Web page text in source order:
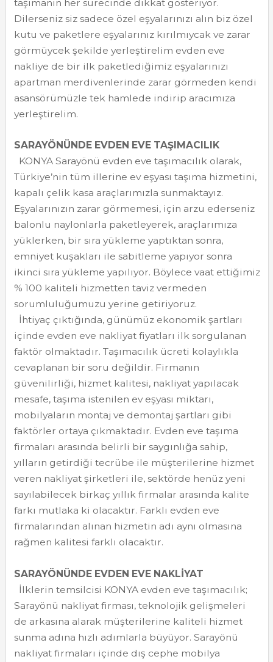
taşımanın her sürecinde dikkat gösteriyor.
Dilerseniz siz sadece özel eşyalarınızı alın biz özel
kutu ve paketlere eşyalarınız kırılmıycak ve zarar
görmüycek şekilde yerleştirelim evden eve
nakliye de bir ilk paketlediğimiz eşyalarınızı
apartman merdivenlerinde zarar görmeden kendi
asansörümüzle tek hamlede indirip aracımıza
yerleştirelim.
SARAYÖNÜNDE EVDEN EVE TAŞIMACILIK
KONYA Sarayönü evden eve taşımacılık olarak,
Türkiye’nin tüm illerine ev eşyası taşıma hizmetini,
kapalı çelik kasa araçlarımızla sunmaktayız.
Eşyalarınızın zarar görmemesi, için arzu ederseniz
balonlu naylonlarla paketleyerek, araçlarımıza
yüklerken, bir sıra yükleme yaptıktan sonra,
emniyet kuşakları ile sabitleme yapıyor sonra
ikinci sıra yükleme yapılıyor. Böylece vaat ettiğimiz
% 100 kaliteli hizmetten taviz vermeden
sorumluluğumuzu yerine getiriyoruz.
İhtiyaç çıktığında, günümüz ekonomik şartları
içinde evden eve nakliyat fiyatları ilk sorgulanan
faktör olmaktadır. Taşımacılık ücreti kolaylıkla
cevaplanan bir soru değildir. Firmanın
güvenilirliği, hizmet kalitesi, nakliyat yapılacak
mesafe, taşıma istenilen ev eşyası miktarı,
mobilyaların montaj ve demontaj şartları gibi
faktörler ortaya çıkmaktadır. Evden eve taşıma
firmaları arasında belirli bir saygınlığa sahip,
yılların getirdiği tecrübe ile müşterilerine hizmet
veren nakliyat şirketleri ile, sektörde henüz yeni
sayılabilecek birkaç yıllık firmalar arasında kalite
farkı mutlaka ki olacaktır. Farklı evden eve
firmalarından alınan hizmetin adı aynı olmasına
rağmen kalitesi farklı olacaktır.
SARAYÖNÜNDE EVDEN EVE NAKLİYAT
İlklerin temsilcisi KONYA evden eve taşımacılık;
Sarayönü nakliyat firması, teknolojik gelişmeleri
de arkasına alarak müşterilerine kaliteli hizmet
sunma adına hızlı adımlarla büyüyor. Sarayönü
nakliyat firmaları içinde dış cephe mobilya